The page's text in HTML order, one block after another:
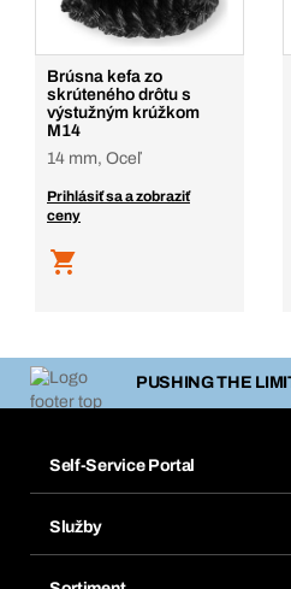
Brúsna kefa zo
skrúteného drôtu s
výstužným krúžkom
M14
14 mm, Oceľ
Prihlásiť sa a zobraziť
ceny
PUSHING THE
Self-Service Portal
Obľúbené
Služby